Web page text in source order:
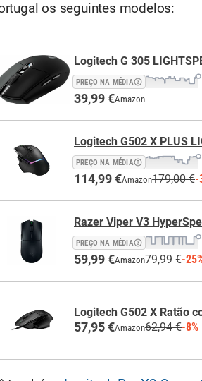
os seguintes modelos:
Logitech G 305
PREÇO NA MÉDIA
39,99 €Amazon
Logitech G502 X PLUS
PREÇO NA MÉDIA
114,99 €Amazon179,00 €-
Razer Viper V3
PREÇO NA MÉDIA
59,99 €Amazon79,99 €-
Logitech G502 X Ratão
57,95 €Amazon62,94 €-8%